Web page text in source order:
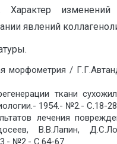
Характер
явлений
морфометрия /
ткани
1954.- №2.- С.18-
лечения
В.В.Лапин,